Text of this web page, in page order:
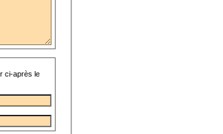
ci-après le